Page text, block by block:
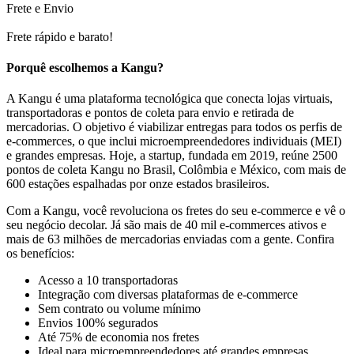
Frete e Envio
Frete rápido e barato!
Porquê escolhemos a Kangu?
A Kangu é uma plataforma tecnológica que conecta lojas virtuais,
transportadoras e pontos de coleta para envio e retirada de
mercadorias. O objetivo é viabilizar entregas para todos os perfis de
e-commerces, o que inclui microempreendedores individuais (MEI)
e grandes empresas. Hoje, a startup, fundada em 2019, reúne 2500
pontos de coleta Kangu no Brasil, Colômbia e México, com mais de
600 estações espalhadas por onze estados brasileiros.
Com a Kangu, você revoluciona os fretes do seu e-commerce e vê o
seu negócio decolar. Já são mais de 40 mil e-commerces ativos e
mais de 63 milhões de mercadorias enviadas com a gente. Confira
os benefícios:
Acesso a 10 transportadoras
Integração com diversas plataformas de e-commerce
Sem contrato ou volume mínimo
Envios 100% segurados
Até 75% de economia nos fretes